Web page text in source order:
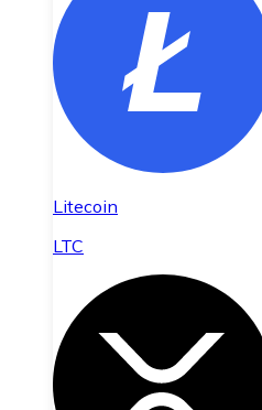
Litecoin
LTC